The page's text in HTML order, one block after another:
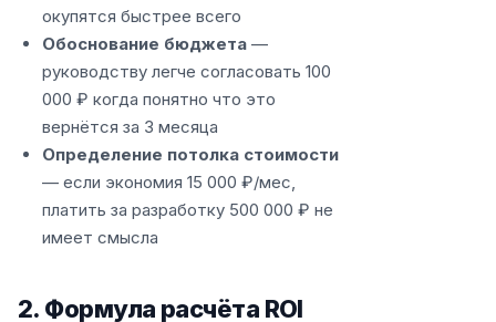
окупятся быстрее всего
Обоснование бюджета —
руководству легче согласовать 100
000 ₽ когда понятно что это
вернётся за 3 месяца
Определение потолка стоимости
— если экономия 15 000 ₽/мес,
платить за разработку 500 000 ₽ не
имеет смысла
2. Формула расчёта ROI